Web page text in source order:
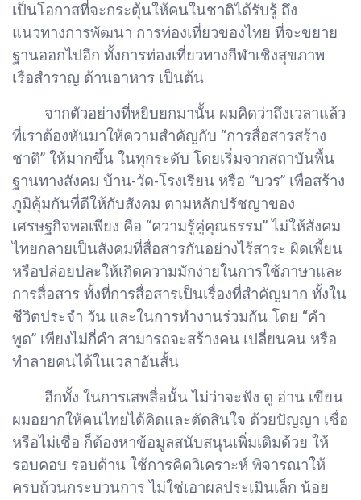
เป็นโอกาสที่จะกระตุ้นให้คนในชาติได้รับรู้ ถึง
แนวทางการพัฒนา การท่องเที่ยวของไทย ที่จะขยาย
ฐานออกไปอีก ทั้งการท่องเที่ยวทางกีฬาเชิงสุขภาพ
เรือสำราญ ด้านอาหาร เป็นต้น
จากตัวอย่างที่หยิบยกมานั้น ผมคิดว่าถึงเวลาแล้ว
ที่เราต้องหันมาให้ความสำคัญกับ “การสื่อสารสร้าง
ชาติ” ให้มากขึ้น ในทุกระดับ โดยเริ่มจากสถาบันพื้น
ฐานทางสังคม บ้าน-วัด-โรงเรียน หรือ “บวร” เพื่อสร้าง
ภูมิคุ้มกันที่ดีให้กับสังคม ตามหลักปรัชญาของ
เศรษฐกิจพอเพียง คือ “ความรู้คู่คุณธรรม” ไม่ให้สังคม
ไทยกลายเป็นสังคมที่สื่อสารกันอย่างไร้สาระ ผิดเพี้ยน
หรือปล่อยปละให้เกิดความมักง่ายในการใช้ภาษาและ
การสื่อสาร ทั้งที่การสื่อสารเป็นเรื่องที่สำคัญมาก ทั้งใน
ชีวิตประจำ วัน และในการทำงานร่วมกัน โดย “คำ
พูด” เพียงไม่กี่คำ สามารถจะสร้างคน เปลี่ยนคน หรือ
ทำลายคนได้ในเวลาอันสั้น
อีกทั้ง ในการเสพสื่อนั้น ไม่ว่าจะฟัง ดู อ่าน เขียน
ผมอยากให้คนไทยได้คิดและตัดสินใจ ด้วยปัญญา เชื่อ
หรือไม่เชื่อ ก็ต้องหาข้อมูลสนับสนุนเพิ่มเติมด้วย ให้
รอบคอบ รอบด้าน ใช้การคิดวิเคราะห์ พิจารณาให้
ครบถ้วนกระบวนการ ไม่ใช่เอาผลประเมินเล็ก น้อย